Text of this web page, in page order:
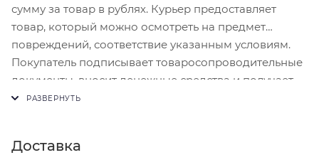
сумму за товар в рублях. Курьер предоставляет
товар, который можно осмотреть на предмет
повреждений, соответствие указанным условиям.
Покупатель подписывает товаросопроводительные
документы, вносит денежные средства и получает
чек.
Доставка